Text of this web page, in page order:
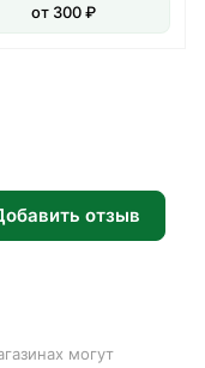
от 300 ₽
отзыв
могут